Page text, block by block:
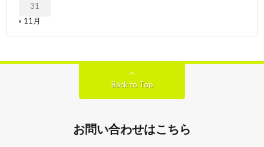
31
« 11月
Back to Top
お問い合わせはこちら